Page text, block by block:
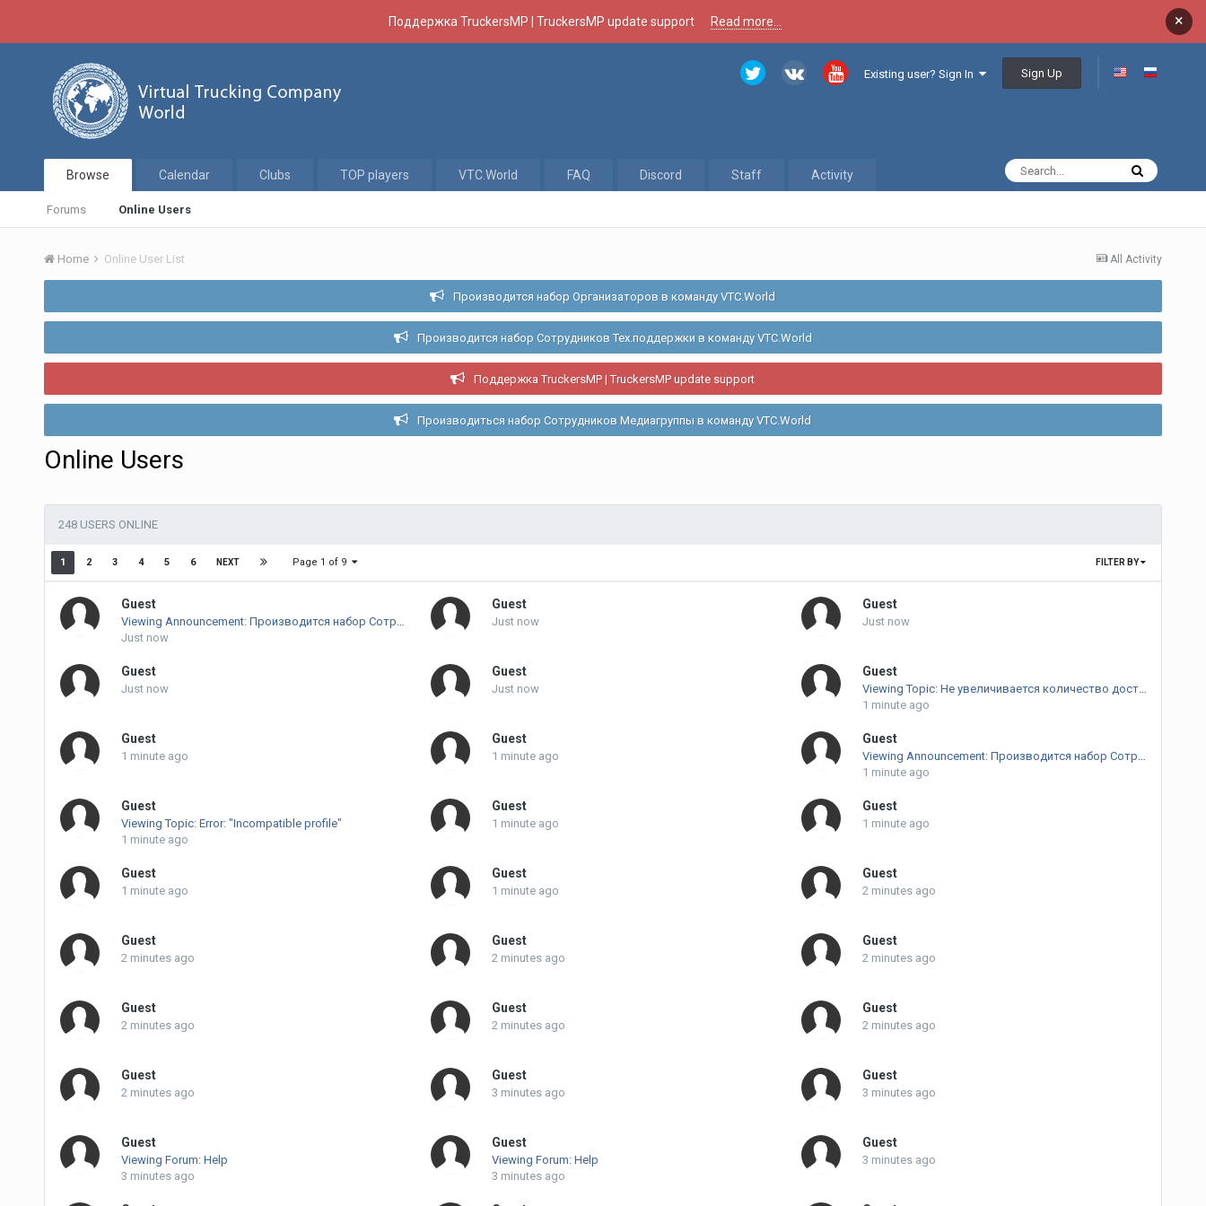
Поддержка TruckersMP | TruckersMP update support Read more... ×
Existing user? Sign In Sign Up
Browse
Forums Online Users
Calendar Clubs TOP players VTC.World FAQ Discord Staff Activity
All Activity
Home Online User List
Производится набор Организаторов в команду VTC.World
Производится набор Сотрудников Тех.поддержки в команду VTC.World
Поддержка TruckersMP | TruckersMP update support
Производиться набор Сотрудников Медиагруппы в команду VTC.World
Online Users
248 USERS ONLINE
FILTER BY
1 2 3 4 5 6 NEXT Page 1 of 9
Guest
Viewing Announcement: Производится набор Сотрудников Тех.поддержки в команду VTC.World
Just now
Guest
Just now
Guest
Just now
Guest
Just now
Guest
Just now
Guest
Viewing Topic: Не увеличивается количество доставок для достижения Zero Waste
1 minute ago
Guest
1 minute ago
Guest
1 minute ago
Guest
Viewing Announcement: Производится набор Сотрудников Тех.поддержки в команду VTC.World
1 minute ago
Guest
Viewing Topic: Error: "Incompatible profile"
1 minute ago
Guest
1 minute ago
Guest
1 minute ago
Guest
1 minute ago
Guest
1 minute ago
Guest
2 minutes ago
Guest
2 minutes ago
Guest
2 minutes ago
Guest
2 minutes ago
Guest
2 minutes ago
Guest
2 minutes ago
Guest
2 minutes ago
Guest
2 minutes ago
Guest
3 minutes ago
Guest
3 minutes ago
Guest
Viewing Forum: Help
3 minutes ago
Guest
Viewing Forum: Help
3 minutes ago
Guest
3 minutes ago